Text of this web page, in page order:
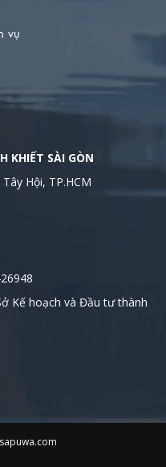
vụ
KHIẾT SÀI GÒN
Hội, TP.HCM
Kế hoạch và Đầu tư thành